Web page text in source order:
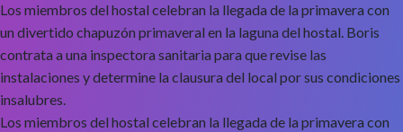
Los miembros del hostal celebran la llegada de la primavera con
un divertido chapuzón primaveral en la laguna del hostal. Boris
contrata a una inspectora sanitaria para que revise las
instalaciones y determine la clausura del local por sus condiciones
insalubres.
Los miembros del hostal celebran la llegada de la primavera con